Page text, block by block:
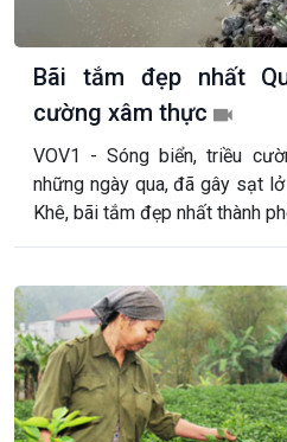
Bãi tắm đẹp nhất
cường xâm thực
VOV1 - Sóng biển, triều
những ngày qua, đã gây sạt
Khê, bãi tắm đẹp nhất thành